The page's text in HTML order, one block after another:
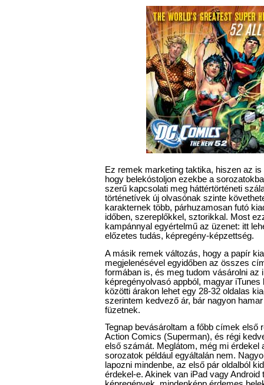
Ez remek marketing taktika, hiszen az
hogy belekóstoljon ezekbe a
szerű kapcsolati meg háttértörténeti
történetívek új olvasónak szinte
karakternek több, párhuzamosan futó
időben, szereplőkkel, sztorikkal. Most
kampánnyal egyértelmű az üzenet: itt
előzetes tudás, képregény-képzettség.
A másik remek változás, hogy a papír
megjelenésével egyidőben az összes
formában is, és meg tudom vásárolni az
képregényolvasó appból, magyar
közötti árakon lehet egy 28-32 oldalas
szerintem kedvező ár, bár nagyon
füzetnek.
Tegnap bevásároltam a főbb címek első
Action Comics (Superman), és régi
első számát. Meglátom, még mi érdekel
sorozatok például egyáltalán nem.
lapozni mindenbe, az első pár oldalból
érdekel-e. Akinek van iPad vagy Android